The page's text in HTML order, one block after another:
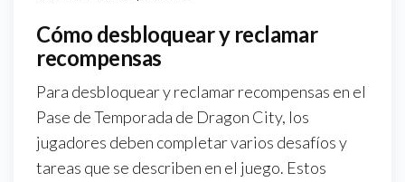
Cómo desbloquear y reclamar
recompensas
Para desbloquear y reclamar recompensas en el
Pase de Temporada de Dragon City, los
jugadores deben completar varios desafíos y
tareas que se describen en el juego. Estos